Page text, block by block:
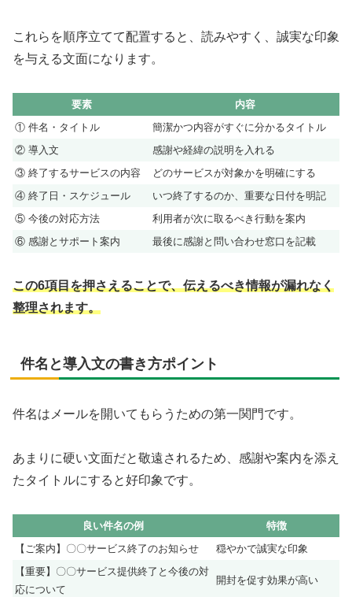
これらを順序立てて配置すると、読みやすく、誠実な印象
を与える文面になります。
要素
内容
① 件名・タイトル
簡潔かつ内容がすぐに分かるタイトル
② 導入文
感謝や経緯の説明を入れる
③ 終了するサービスの内容
どのサービスが対象かを明確にする
④ 終了日・スケジュール
いつ終了するのか、重要な日付を明記
⑤ 今後の対応方法
利用者が次に取るべき行動を案内
⑥ 感謝とサポート案内
最後に感謝と問い合わせ窓口を記載
この6項目を押さえることで、伝えるべき情報が漏れなく
整理されます。
件名と導入文の書き方ポイント
件名はメールを開いてもらうための第一関門です。
あまりに硬い文面だと敬遠されるため、感謝や案内を添え
たタイトルにすると好印象です。
良い件名の例
特徴
【ご案内】〇〇サービス終了のお知らせ
穏やかで誠実な印象
【重要】〇〇サービス提供終了と今後の対
応について
開封を促す効果が高い